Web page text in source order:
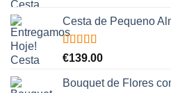
Cesta de Pequeno
Avaliação
€139.00
Bouquet de Flores